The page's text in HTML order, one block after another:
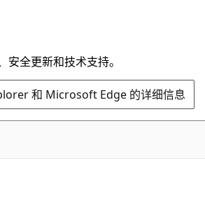
全更新和技术支持。
和 Microsoft Edge 的详细信息